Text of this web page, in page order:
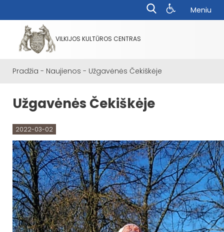
Meniu
VILKIJOS KULTŪROS CENTRAS
Pradžia - Naujienos - Užgavėnės Čekiškėje
Užgavėnės Čekiškėje
2022-03-02